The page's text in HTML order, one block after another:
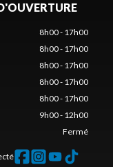
8h00 - 17h00
8h00 - 17h00
8h00 - 17h00
8h00 - 17h00
8h00 - 17h00
9h00 - 12h00
Fermé